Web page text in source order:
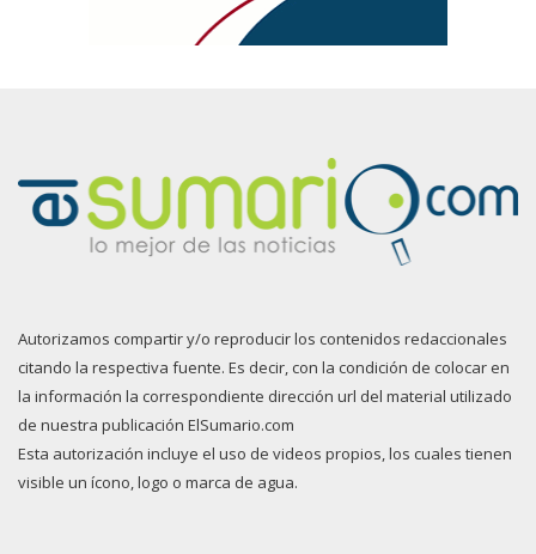
Autorizamos compartir y/o reproducir los contenidos redaccionales
citando la respectiva fuente. Es decir, con la condición de colocar en
la información la correspondiente dirección url del material utilizado
de nuestra publicación ElSumario.com
Esta autorización incluye el uso de videos propios, los cuales tienen
visible un ícono, logo o marca de agua.